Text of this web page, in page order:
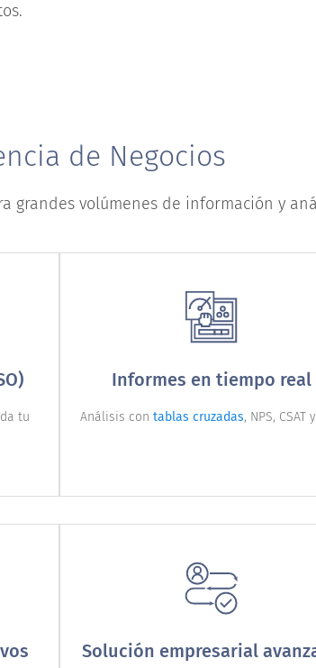
de Negocios
grandes volúmenes de información y
tu
Informes en tiempo real
Análisis con tablas cruzadas, NPS, CSAT
Solución empresarial